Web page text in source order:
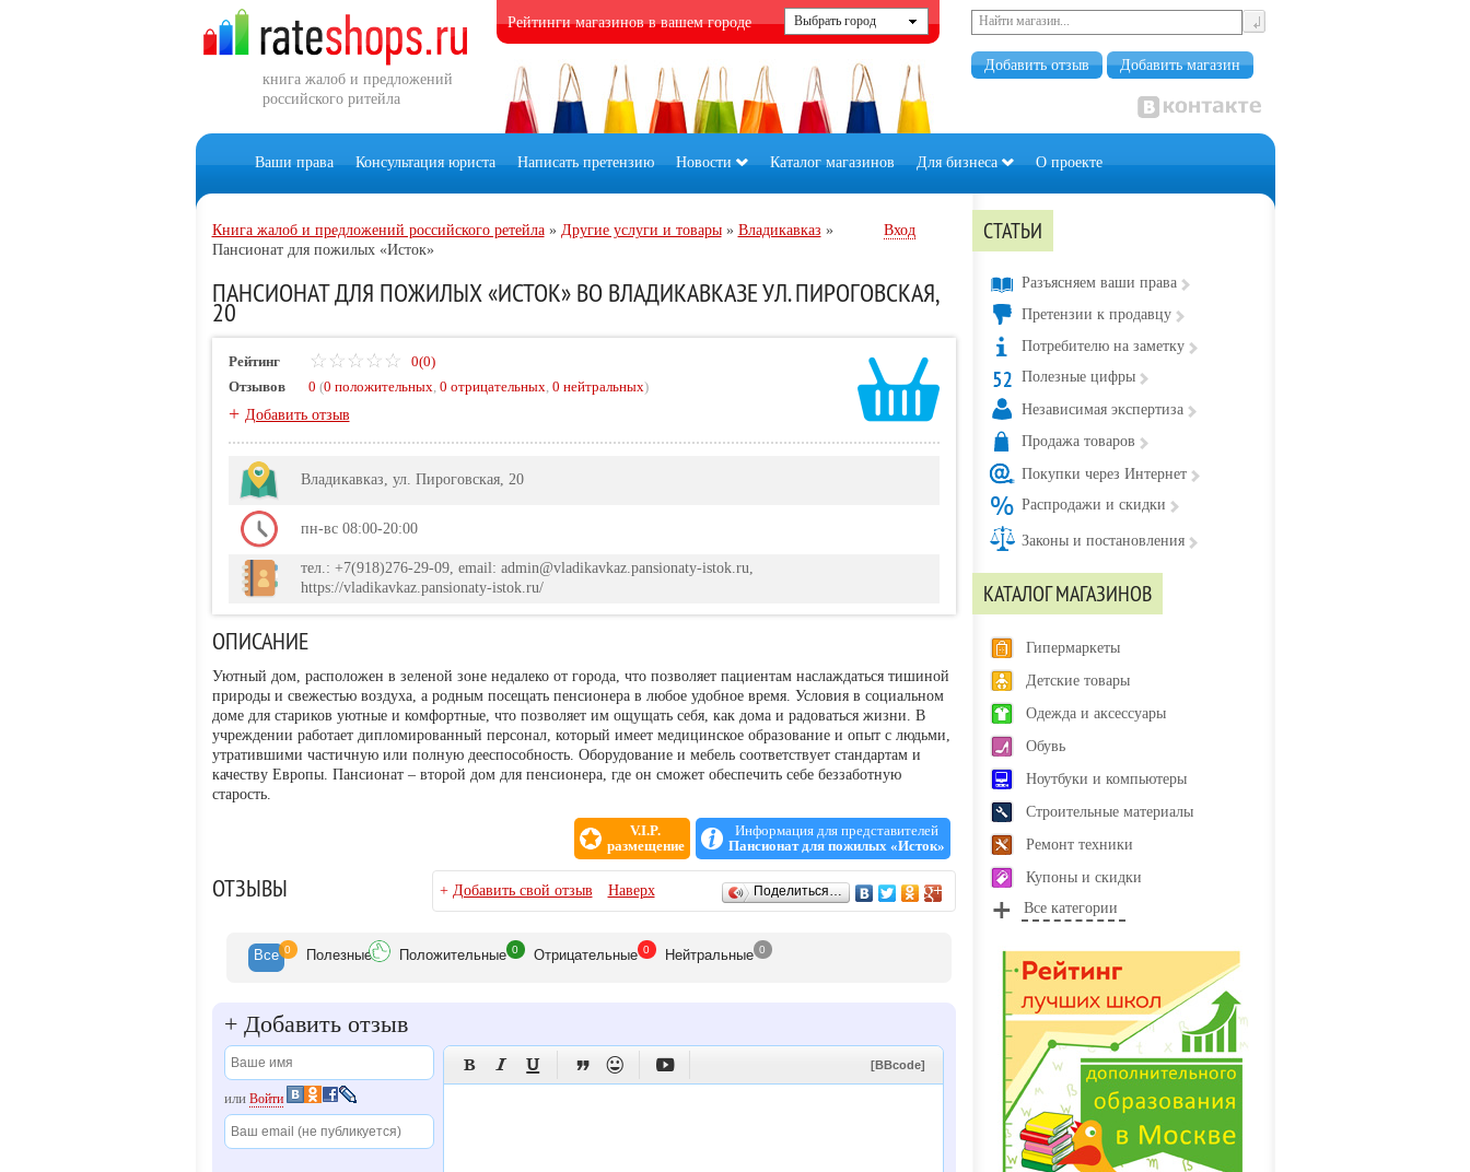
книга жалоб и предложений
российского ритейла
Рейтинги магазинов в вашем городе
Добавить отзыв Добавить магазин
Ваши права Консультация юриста Написать претензию Новости Каталог магазинов Для бизнеса О проекте
Книга жалоб и предложений российского ретейла» Другие услуги и товары» Владикавказ »
Пансионат для пожилых «Исток»
Вход
ПАНСИОНАТ ДЛЯ ПОЖИЛЫХ «ИСТОК» ВО ВЛАДИКАВКАЗЕ УЛ. ПИРОГОВСКАЯ,
20
Рейтинг
0(0)
Отзывов
0 (0 положительных, 0 отрицательных, 0 нейтральных)
+ Добавить отзыв
Владикавказ, ул. Пироговская, 20
пн-вс 08:00-20:00
тел.: +7(918)276-29-09, email: admin@vladikavkaz.pansionaty-istok.ru,
https://vladikavkaz.pansionaty-istok.ru/
ОПИСАНИЕ
Уютный дом, расположен в зеленой зоне недалеко от города, что позволяет пациентам наслаждаться тишиной
природы и свежестью воздуха, а родным посещать пенсионера в любое удобное время. Условия в социальном
доме для стариков уютные и комфортные, что позволяет им ощущать себя, как дома и радоваться жизни. В
учреждении работает дипломированный персонал, который имеет медицинское образование и опыт с людьми,
утратившими частичную или полную дееспособность. Оборудование и мебель соответствует стандартам и
качеству Европы. Пансионат – второй дом для пенсионера, где он сможет обеспечить себе беззаботную
старость.
V.I.P.
размещение
Информация для представителей
Пансионат для пожилых «Исток»
ОТЗЫВЫ + Добавить свой отзыв Наверх Поделиться…
Все 0 Полезные Положительные 0 Отрицательные 0 Нейтральные 0
+Добавить отзыв
или Войти
      [BBcode]
СТАТЬИ
Разъясняем ваши права
Претензии к продавцу
Потребителю на заметку
Полезные цифры
Независимая экспертиза
Продажа товаров
Покупки через Интернет
Распродажи и скидки
Законы и постановления
КАТАЛОГ МАГАЗИНОВ
Гипермаркеты
Детские товары
Одежда и аксессуары
Обувь
Ноутбуки и компьютеры
Строительные материалы
Ремонт техники
Купоны и скидки
Все категории